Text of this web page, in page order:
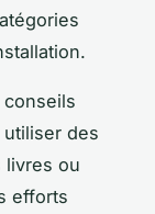
des
livres ou
efforts